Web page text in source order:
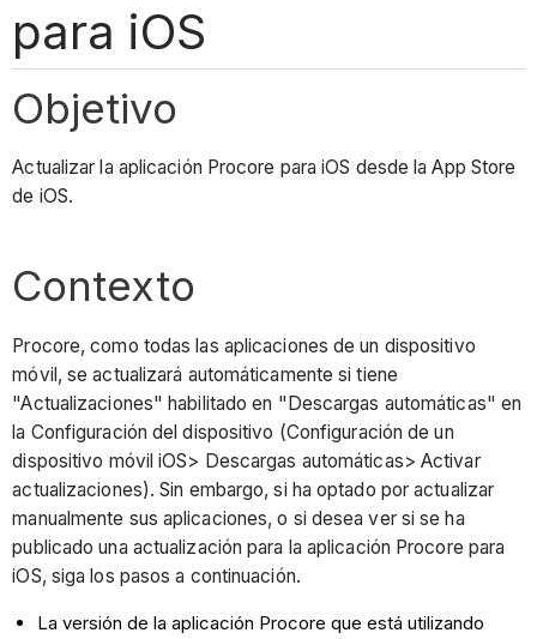
para iOS
Objetivo
Actualizar la aplicación Procore para iOS desde la App Store
de iOS.
Contexto
Procore, como todas las aplicaciones de un dispositivo
móvil, se actualizará automáticamente si tiene
"Actualizaciones" habilitado en "Descargas automáticas" en
la Configuración del dispositivo (Configuración de un
dispositivo móvil iOS> Descargas automáticas> Activar
actualizaciones). Sin embargo, si ha optado por actualizar
manualmente sus aplicaciones, o si desea ver si se ha
publicado una actualización para la aplicación Procore para
iOS, siga los pasos a continuación.
La versión de la aplicación Procore que está utilizando